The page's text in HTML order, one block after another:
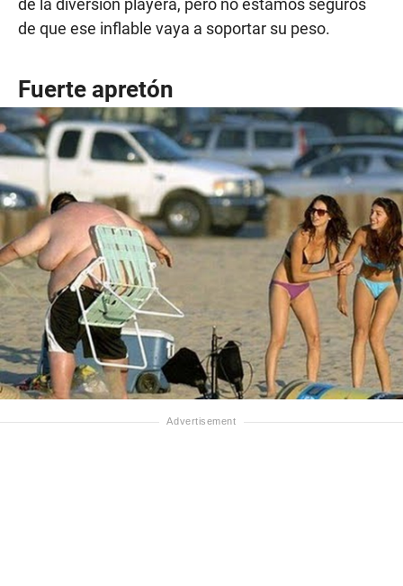
de la diversión playera, pero no estamos seguros
de que ese inflable vaya a soportar su peso.
Fuerte apretón